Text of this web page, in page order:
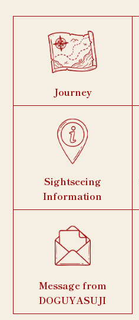
Journey
Sightseeing
Information
Message from
DOGUYASUJI